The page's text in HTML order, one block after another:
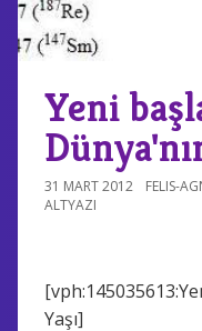
Yeni
31 MART 2012 FELIS-
ALTYAZI
Yaşı]